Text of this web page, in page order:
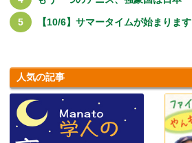
【10/6】サマータイムが始まります
人気の記事